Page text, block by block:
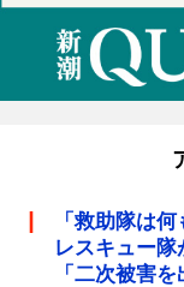
「救助隊は
レスキュー
「二次被害